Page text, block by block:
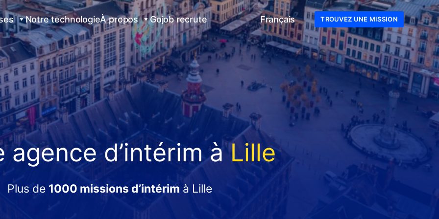
Notre technologieÀ propos Gojob recrute Français TROUVEZ UNE MISSION
agence d’intérim àLille
Plus de 1000 missions d’intérim à Lille